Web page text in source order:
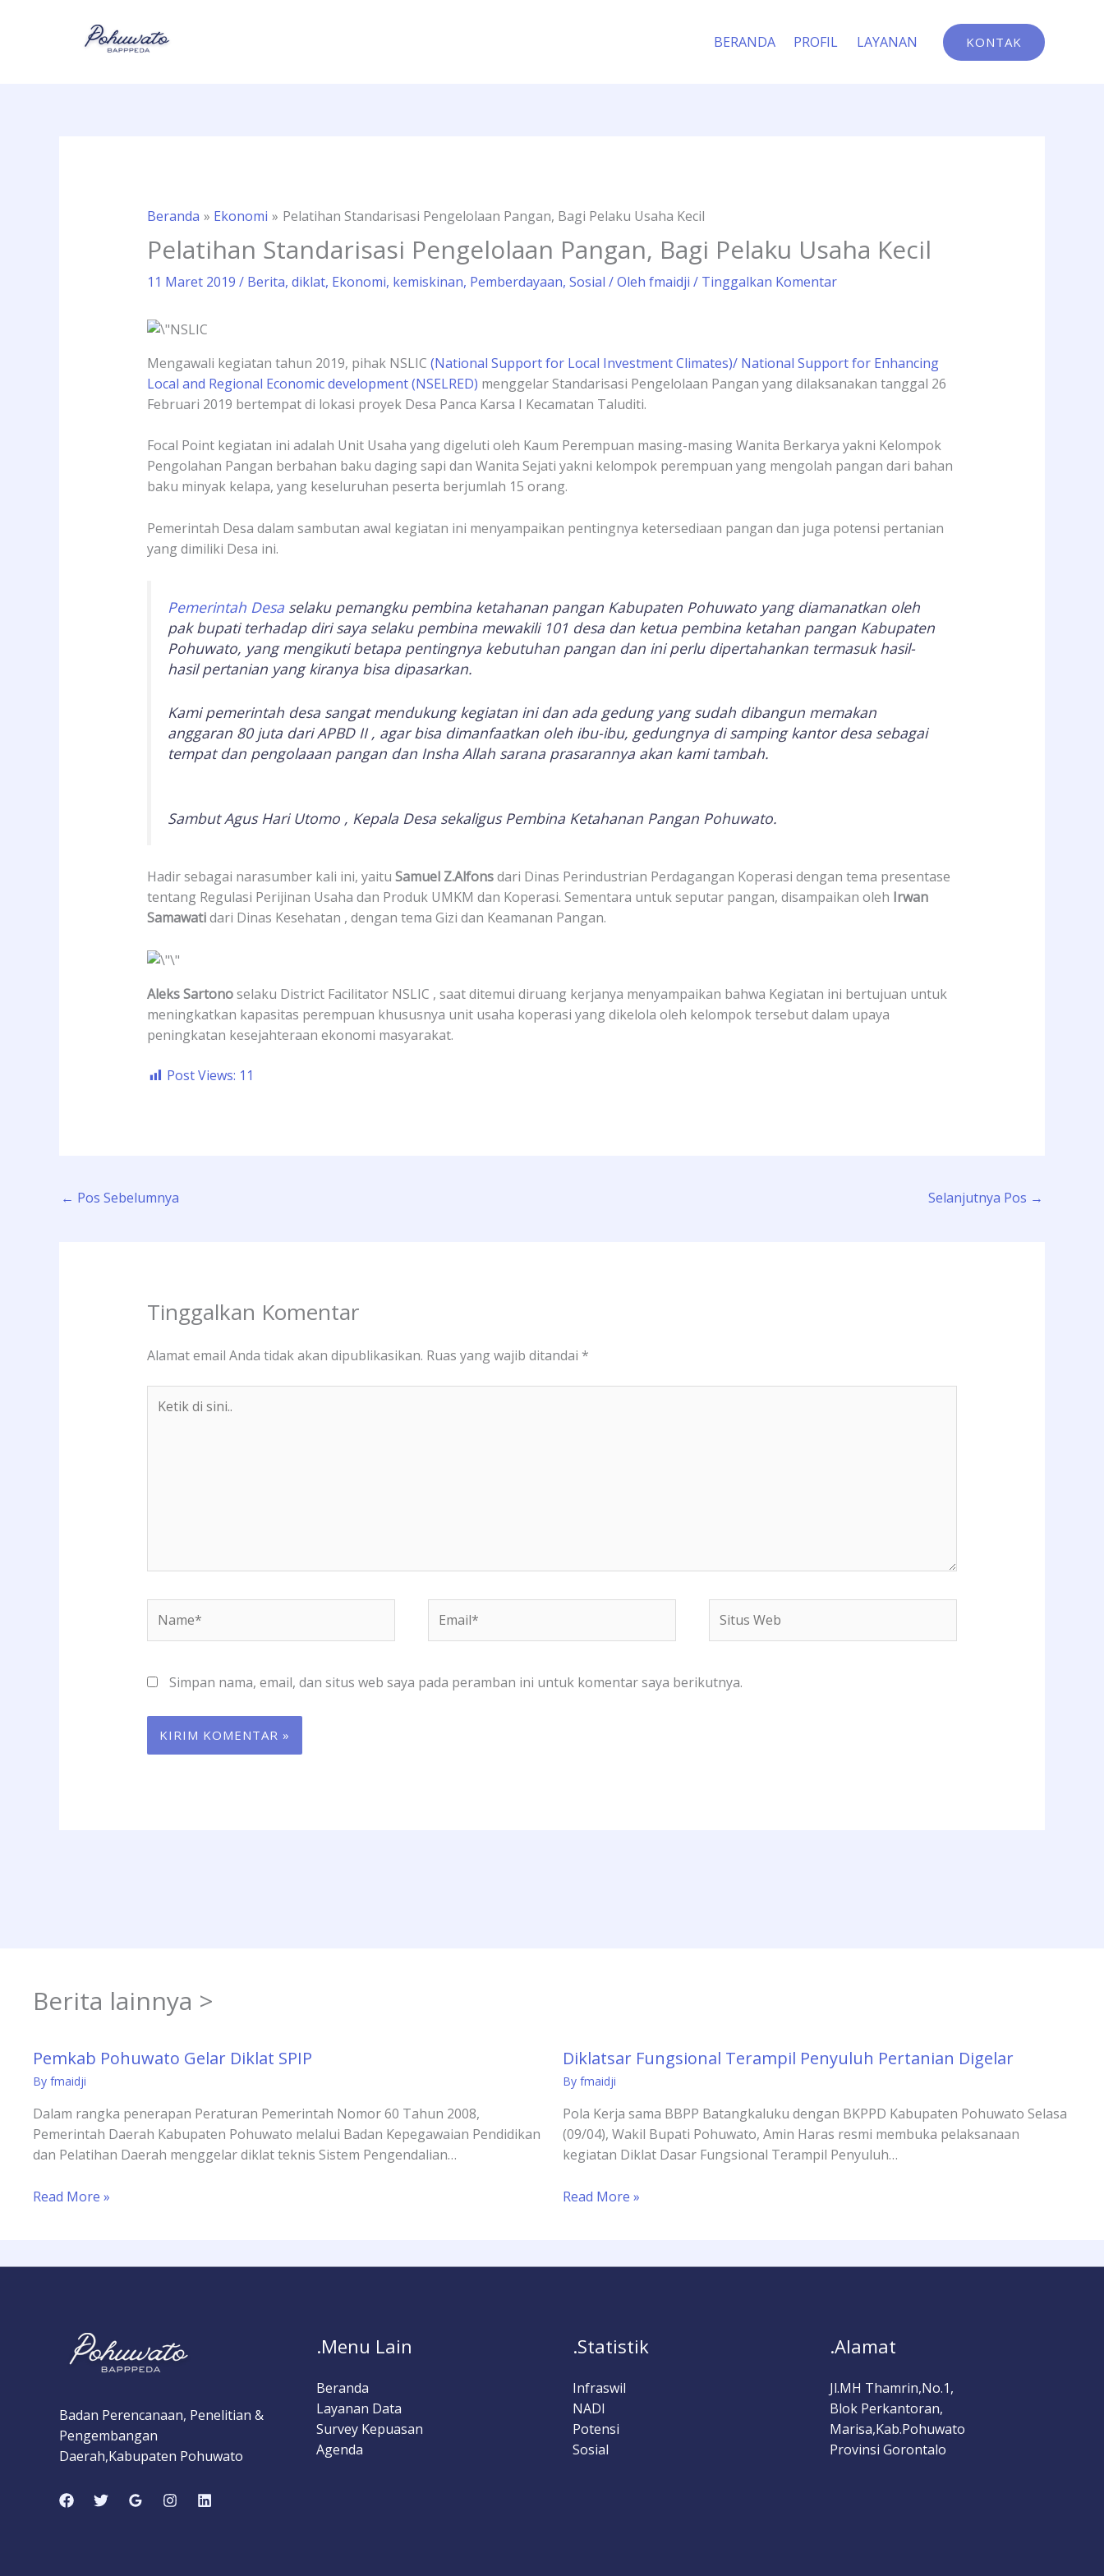
BERANDA PROFIL LAYANAN KONTAK
Beranda Ekonomi Pelatihan Standarisasi Pengelolaan Pangan, Bagi Pelaku Usaha Kecil
Pelatihan Standarisasi Pengelolaan Pangan, Bagi Pelaku Usaha Kecil
11 Maret 2019 / Berita, diklat, Ekonomi, kemiskinan, Pemberdayaan, Sosial / Oleh fmaidji / Tinggalkan Komentar
Mengawali kegiatan tahun 2019, pihak NSLIC (National Support for Local Investment Climates)/ National Support for Enhancing
Local and Regional Economic development (NSELRED) menggelar Standarisasi Pengelolaan Pangan yang dilaksanakan tanggal 26
Februari 2019 bertempat di lokasi proyek Desa Panca Karsa I Kecamatan Taluditi.
Focal Point kegiatan ini adalah Unit Usaha yang digeluti oleh Kaum Perempuan masing-masing Wanita Berkarya yakni Kelompok
Pengolahan Pangan berbahan baku daging sapi dan Wanita Sejati yakni kelompok perempuan yang mengolah pangan dari bahan
baku minyak kelapa, yang keseluruhan peserta berjumlah 15 orang.
Pemerintah Desa dalam sambutan awal kegiatan ini menyampaikan pentingnya ketersediaan pangan dan juga potensi pertanian
yang dimiliki Desa ini.
Pemerintah Desaselaku pemangku pembina ketahanan pangan Kabupaten Pohuwato yang diamanatkan oleh
pak bupati terhadap diri saya selaku pembina mewakili 101 desa dan ketua pembina ketahan pangan Kabupaten
Pohuwato, yang mengikuti betapa pentingnya kebutuhan pangan dan ini perlu dipertahankan termasuk hasil-
hasil pertanian yang kiranya bisa dipasarkan.
Kami pemerintah desa sangat mendukung kegiatan ini dan ada gedung yang sudah dibangun memakan
anggaran 80 juta dari APBD II , agar bisa dimanfaatkan oleh ibu-ibu, gedungnya di samping kantor desa sebagai
tempat dan pengolaaan pangan dan Insha Allah sarana prasarannya akan kami tambah.
Sambut Agus Hari Utomo , Kepala Desa sekaligus Pembina Ketahanan Pangan Pohuwato.
Hadir sebagai narasumber kali ini, yaitu Samuel Z.Alfonsdari Dinas Perindustrian Perdagangan Koperasi dengan tema presentase
tentang Regulasi Perijinan Usaha dan Produk UMKM dan Koperasi. Sementara untuk seputar pangan, disampaikan oleh Irwan
Samawatidari Dinas Kesehatan , dengan tema Gizi dan Keamanan Pangan.
Aleks Sartonoselaku District Facilitator NSLIC , saat ditemui diruang kerjanya menyampaikan bahwa Kegiatan ini bertujuan untuk
meningkatkan kapasitas perempuan khususnya unit usaha koperasi yang dikelola oleh kelompok tersebut dalam upaya
peningkatan kesejahteraan ekonomi masyarakat.
Post Views: 11
← Pos Sebelumnya Selanjutnya Pos →
Tinggalkan Komentar
Alamat email Anda tidak akan dipublikasikan. Ruas yang wajib ditandai *
Web
Simpan nama, email, dan situs web saya pada peramban ini untuk komentar saya berikutnya.
Berita lainnya >
Pemkab Pohuwato Gelar Diklat SPIP
By fmaidji
Dalam rangka penerapan Peraturan Pemerintah Nomor 60 Tahun 2008,
Pemerintah Daerah Kabupaten Pohuwato melalui Badan Kepegawaian Pendidikan
dan Pelatihan Daerah menggelar diklat teknis Sistem Pengendalian…
Read More »
Diklatsar Fungsional Terampil Penyuluh Pertanian Digelar
By fmaidji
Pola Kerja sama BBPP Batangkaluku dengan BKPPD Kabupaten Pohuwato Selasa
(09/04), Wakil Bupati Pohuwato, Amin Haras resmi membuka pelaksanaan
kegiatan Diklat Dasar Fungsional Terampil Penyuluh…
Read More »
Badan Perencanaan, Penelitian &
Pengembangan
Daerah,Kabupaten Pohuwato
.Menu Lain
Beranda
Layanan Data
Survey Kepuasan
Agenda
.Statistik
Infraswil
NADI
Potensi
Sosial
.Alamat
Jl.MH Thamrin,No.1,
Blok Perkantoran,
Marisa,Kab.Pohuwato
Provinsi Gorontalo